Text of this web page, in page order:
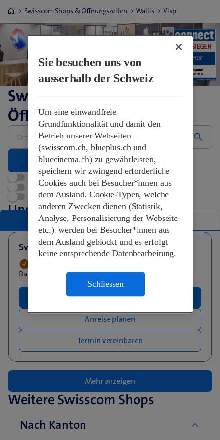
Swisscom Shops & Öffnungszeiten Wallis Visp
Swisscom Shops &
Öffnungszeiten
Bitte
Adresse
Jetzt geöffnet
Terminvereinbarung
Swisscom World Partner
Unsere Shops in Visp
Liste Karte
Swisscom Shop - Visp
Bahnhofplatz 10, 3930 Visp
Mehr Infos
Anreise planen
Termin vereinbaren
Mehr anzeigen
Weitere Swisscom Shops
Nach Kanton
Sie besuchen uns von
ausserhalb der Schweiz
Um eine einwandfreie
Grundfunktionalität und damit den
Betrieb unserer Webseiten
(swisscom.ch, blueplus.ch und
bluecinema.ch) zu gewährleisten,
speichern wir zwingend erforderliche
Cookies auch bei Besucher*innen aus
dem Ausland. Cookie-Typen, welche
anderen Zwecken dienen (Statistik,
Analyse, Personalisierung der Webseite
etc.), werden bei Besucher*innen aus
dem Ausland geblockt und es erfolgt
keine entsprechende Datenbearbeitung.
Schliessen